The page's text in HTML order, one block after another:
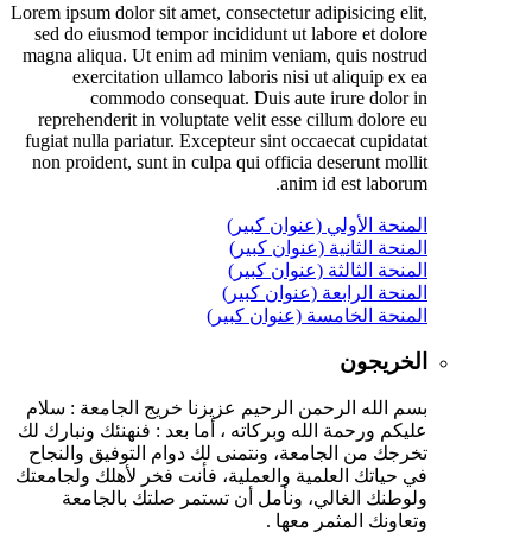
Lorem ipsum dolor sit amet, consectetur adipisicing elit,
sed do eiusmod tempor incididunt ut labore et dolore
magna aliqua. Ut enim ad minim veniam, quis nostrud
exercitation ullamco laboris nisi ut aliquip ex ea
commodo consequat. Duis aute irure dolor in
reprehenderit in voluptate velit esse cillum dolore eu
fugiat nulla pariatur. Excepteur sint occaecat cupidatat
non proident, sunt in culpa qui officia deserunt mollit
anim id est laborum.
المنحة الأولي (عنوان كبير)
المنحة الثانية (عنوان كبير)
المنحة الثالثة (عنوان كبير)
المنحة الرابعة (عنوان كبير)
المنحة الخامسة (عنوان كبير)
الخريجون
بسم الله الرحمن الرحيم عزيزنا خريج الجامعة : سلام
عليكم ورحمة الله وبركاته ، أما بعد : فنهنئك ونبارك لك
تخرجك من الجامعة، ونتمنى لك دوام التوفيق والنجاح
في حياتك العلمية والعملية، فأنت فخر لأهلك ولجامعتك
ولوطنك الغالي، ونأمل أن تستمر صلتك بالجامعة
وتعاونك المثمر معها .